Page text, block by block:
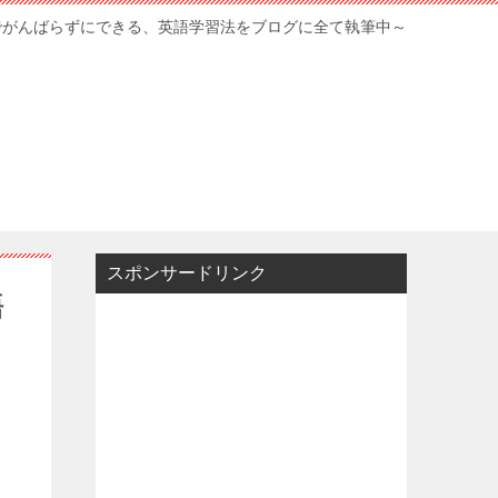
んばらずにできる、英語学習法をブログに全て執筆中～
スポンサードリンク